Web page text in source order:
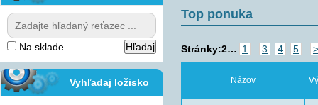
Top ponuka
Stránky: 1
2 3 4 5
…
Názov
Na sklade
Vyhľadaj ložisko